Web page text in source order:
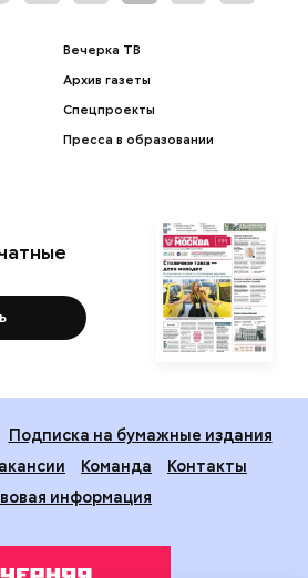
Вечерка ТВ
Архив газеты
Спецпроекты
Пресса в образовании
Подписка на бумажные издания
Команда
Контакты
информация